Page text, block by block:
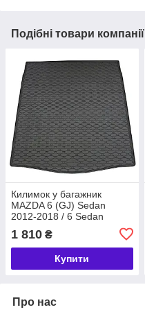
Подібні товари компанії
Килимок у багажник
MAZDA 6 (GJ) Sedan
2012-2018 / 6 Sedan
Чехія (420074)
1 810 ₴
Купити
Про нас